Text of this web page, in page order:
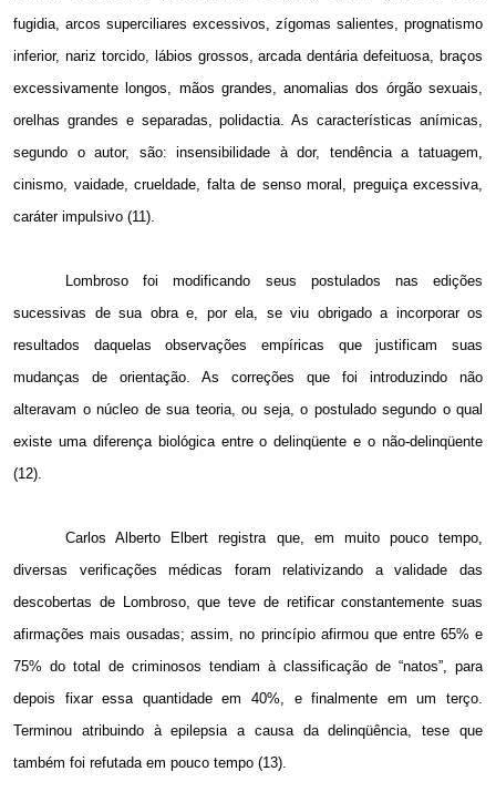
fugidia, arcos superciliares excessivos, zígomas salientes, prognatismo
inferior, nariz torcido, lábios grossos, arcada dentária defeituosa, braços
excessivamente longos, mãos grandes, anomalias dos órgão sexuais,
orelhas grandes e separadas, polidactia. As características anímicas,
segundo o autor, são: insensibilidade à dor, tendência a tatuagem,
cinismo, vaidade, crueldade, falta de senso moral, preguiça excessiva,
caráter impulsivo (11).
Lombroso foi modificando seus postulados nas edições
sucessivas de sua obra e, por ela, se viu obrigado a incorporar os
resultados daquelas observações empíricas que justificam suas
mudanças de orientação. As correções que foi introduzindo não
alteravam o núcleo de sua teoria, ou seja, o postulado segundo o qual
existe uma diferença biológica entre o delinqüente e o não-delinqüente
(12).
Carlos Alberto Elbert registra que, em muito pouco tempo,
diversas verificações médicas foram relativizando a validade das
descobertas de Lombroso, que teve de retificar constantemente suas
afirmações mais ousadas; assim, no princípio afirmou que entre 65% e
75% do total de criminosos tendiam à classificação de “natos”, para
depois fixar essa quantidade em 40%, e finalmente em um terço.
Terminou atribuindo à epilepsia a causa da delinqüência, tese que
também foi refutada em pouco tempo (13).